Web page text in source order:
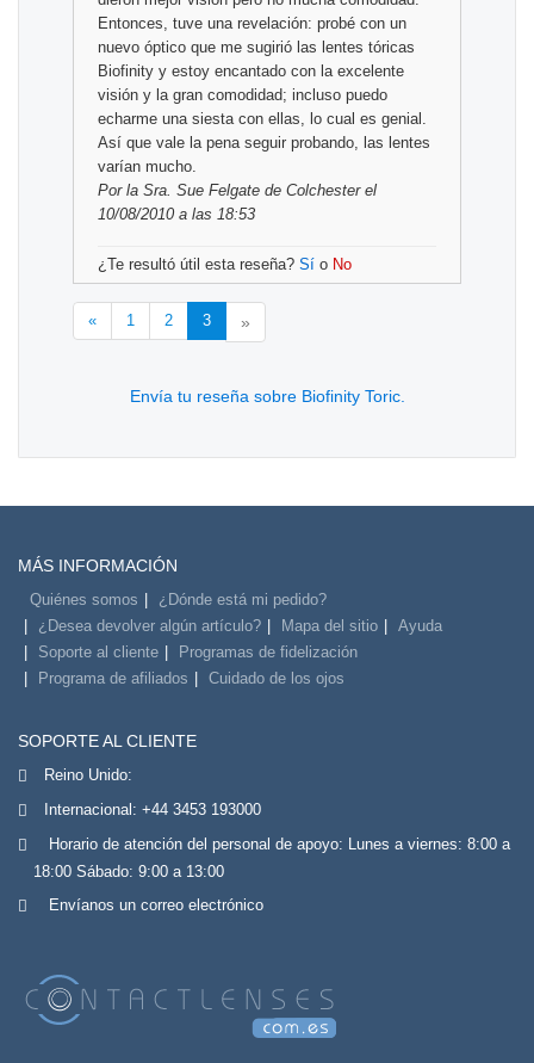
Entonces, tuve una revelación: probé con un
nuevo óptico que me sugirió las lentes tóricas
Biofinity y estoy encantado con la excelente
visión y la gran comodidad; incluso puedo
echarme una siesta con ellas, lo cual es genial.
Así que vale la pena seguir probando, las lentes
varían mucho.
Por la Sra. Sue Felgate de Colchester el
10/08/2010 a las 18:53
¿Te resultó útil esta reseña? Sí o No
« 1 2 3 »
Envía tu reseña sobre Biofinity Toric.
MÁS INFORMACIÓN
Quiénes somos
¿Dónde está mi pedido?
¿Desea devolver algún artículo?
Mapa del sitio
Ayuda
Soporte al cliente
Programas de fidelización
Programa de afiliados
Cuidado de los ojos
SOPORTE AL CLIENTE
Reino Unido:
Internacional: +44 3453 193000
Horario de atención del personal de apoyo: Lunes a viernes: 8:00 a
18:00 Sábado: 9:00 a 13:00
Envíanos un correo electrónico